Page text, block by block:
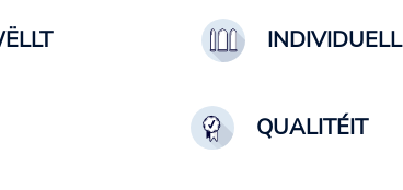
INDIVIDUELL
QUALITÉIT